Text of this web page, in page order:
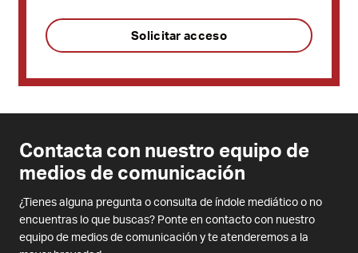
Solicitar acceso
Contacta con nuestro equipo de
medios de comunicación
¿Tienes alguna pregunta o consulta de índole mediático o no
encuentras lo que buscas? Ponte en contacto con nuestro
equipo de medios de comunicación y te atenderemos a la